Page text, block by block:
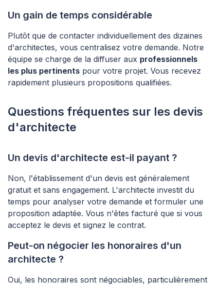
Un gain de temps considérable
Plutôt que de contacter individuellement des dizaines
d'architectes, vous centralisez votre demande. Notre
équipe se charge de la diffuser aux professionnels
les plus pertinents pour votre projet. Vous recevez
rapidement plusieurs propositions qualifiées.
Questions fréquentes sur les devis
d'architecte
Un devis d'architecte est-il payant ?
Non, l'établissement d'un devis est généralement
gratuit et sans engagement. L'architecte investit du
temps pour analyser votre demande et formuler une
proposition adaptée. Vous n'êtes facturé que si vous
acceptez le devis et signez le contrat.
Peut-on négocier les honoraires d'un
architecte ?
Oui, les honoraires sont négociables, particulièrement